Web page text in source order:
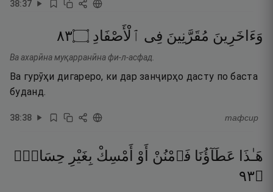
38:37
وَءَاخَرِينَ مُقَرَّنِينَ فِى ٱلْأَصْفَادِ ۝٣٨
Ва ахарӣна муқарранӣна фи-л-асфад.
Ва гурӯҳи дигареро, ки дар занҷирҳо дасту по баста
буданд.
38:38 тафсир
هَـٰذَا عَطَآؤُنَا فَٱمْنُنْ أَوْ أَمْسِكْ بِغَيْرِ حِسَابٍۢ
۝٣٩